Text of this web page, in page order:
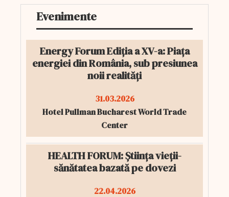
Evenimente
Energy Forum Ediția a XV-a: Piața
energiei din România, sub presiunea
noii realități
31.03.2026
Hotel Pullman Bucharest World Trade
Center
HEALTH FORUM: Știința vieții-
sănătatea bazată pe dovezi
22.04.2026